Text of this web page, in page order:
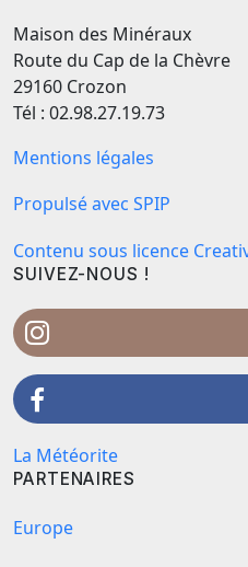
Maison des Minéraux
Route du Cap de la Chèvre
29160 Crozon
Tél : 02.98.27.19.73
Mentions légales
Propulsé avec SPIP
Contenu sous licence
SUIVEZ-NOUS !
La Météorite
PARTENAIRES
Europe